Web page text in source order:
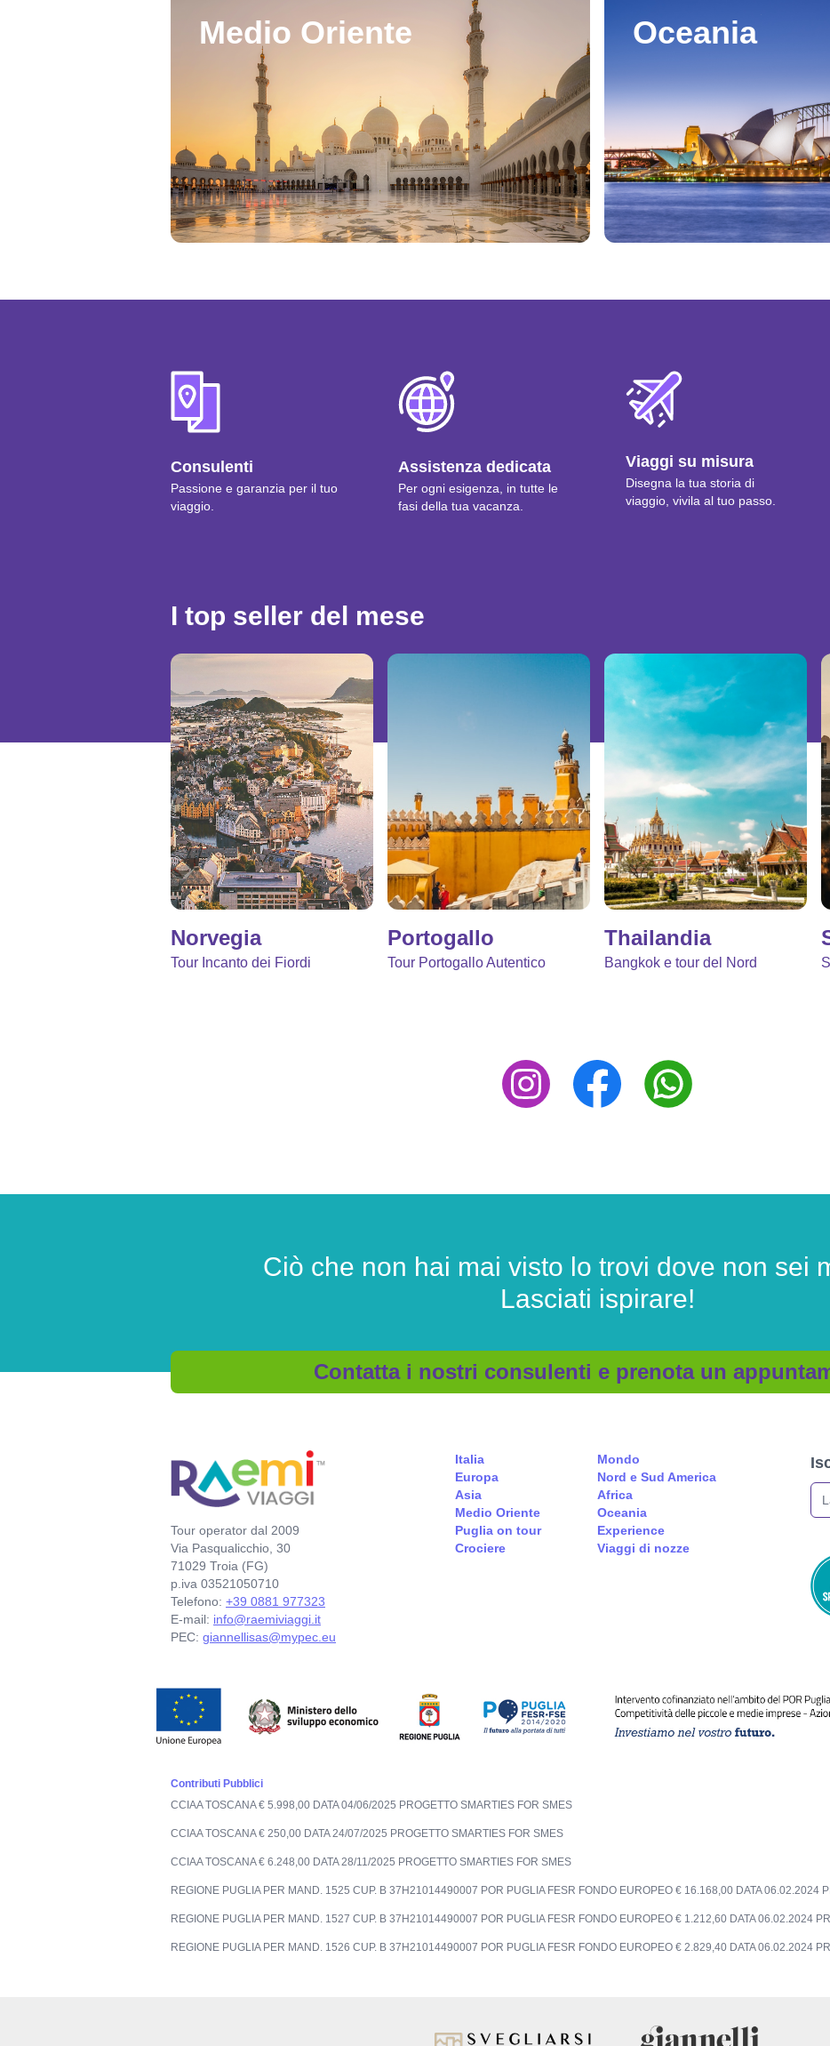
Medio Oriente Oceania
Consulenti
Passione e garanzia per il tuo
viaggio.
Assistenza dedicata
Per ogni esigenza, in tutte le
fasi della tua vacanza.
Viaggi su misura
Disegna la tua storia di
viaggio, vivila al tuo passo.
I top seller del mese
Norvegia
Tour Incanto dei Fiordi
Portogallo
Tour Portogallo Autentico
Thailandia
Bangkok e tour del Nord
Ciò che non hai mai visto lo trovi dove non sei
Lasciati ispirare!
Contatta i nostri consulenti e prenota un
Tour operator dal 2009
Via Pasqualicchio, 30
71029 Troia (FG)
p.iva 03521050710
Telefono: +39 0881 977323
E-mail: info@raemiviaggi.it
PEC: giannellisas@mypec.eu
Italia
Mondo
Europa
Nord e Sud America
Asia
Africa
Medio Oriente
Oceania
Puglia on tour
Experience
Crociere
Viaggi di nozze
La
Contributi Pubblici
CCIAA TOSCANA € 5.998,00 DATA 04/06/2025 PROGETTO SMARTIES FOR SMES
CCIAA TOSCANA € 250,00 DATA 24/07/2025 PROGETTO SMARTIES FOR SMES
CCIAA TOSCANA € 6.248,00 DATA 28/11/2025 PROGETTO SMARTIES FOR SMES
REGIONE PUGLIA PER MAND. 1525 CUP. B 37H21014490007 POR PUGLIA FESR FONDO EUROPEO € 16.168,00 DATA 06.02.2024
REGIONE PUGLIA PER MAND. 1527 CUP. B 37H21014490007 POR PUGLIA FESR FONDO EUROPEO € 1.212,60 DATA 06.02.2024
REGIONE PUGLIA PER MAND. 1526 CUP. B 37H21014490007 POR PUGLIA FESR FONDO EUROPEO € 2.829,40 DATA 06.02.2024